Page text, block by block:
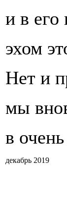
и в его
эхом
Нет и
мы
в
декабрь 2019